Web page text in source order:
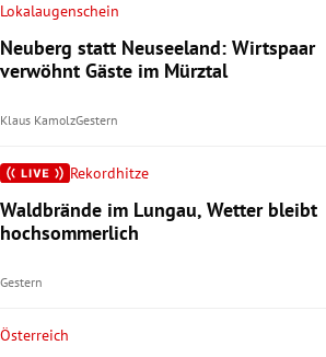
Lokalaugenschein
Neuberg statt Neuseeland: Wirtspaar
verwöhnt Gäste im Mürztal
Klaus KamolzGestern
Rekordhitze
Waldbrände im Lungau, Wetter bleibt
hochsommerlich
Gestern
Österreich